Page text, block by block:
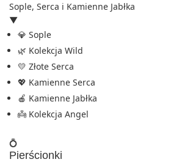
Sople, Serca i Kamienne Jabłka
▼
💎 Sople
🌿 Kolekcja Wild
💛 Złote Serca
💖 Kamienne Serca
🍎 Kamienne Jabłka
👼 Kolekcja Angel
💍
Pierścionki